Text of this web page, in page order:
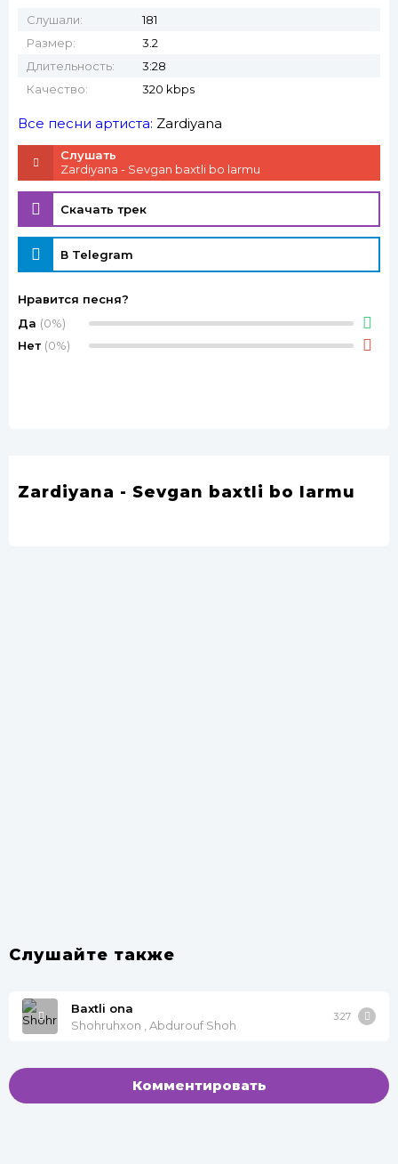
Слушали:
181
Размер:
3.2
Длительность:
3:28
Качество:
320 kbps
Все песни артиста: Zardiyana
Слушать
Zardiyana - Sevgan baxtli bo larmu
Скачать трек
В Telegram
Нравится песня?
Да (0%)
Нет (0%)
Zardiyana - Sevgan baxtli bo larmu
Слушайте также
Baxtli ona
Shohruhxon , Abdurouf Shoh
3:27
Комментировать